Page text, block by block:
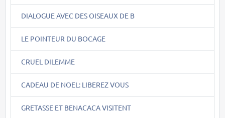
DIALOGUE AVEC DES OISEAUX DE B
LE POINTEUR DU BOCAGE
CRUEL DILEMME
CADEAU DE NOEL: LIBEREZ VOUS
GRETASSE ET BENACACA VISITENT